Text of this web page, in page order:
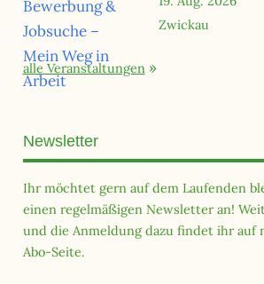
Zwickau
alle Veranstaltungen
Newsletter
Ihr möchtet gern auf dem Laufenden
einen regelmäßigen Newsletter an!
und die Anmeldung dazu findet ihr auf
Abo-Seite.